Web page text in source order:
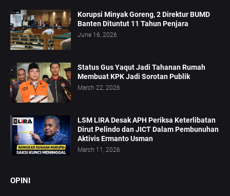
Korupsi Minyak Goreng, 2 Direktur BUMD
Banten Dituntut 11 Tahun Penjara
June 16, 2026
Status Gus Yaqut Jadi Tahanan Rumah
Membuat KPK Jadi Sorotan Publik
March 22, 2026
LSM LIRA Desak APH Periksa Keterlibatan
Dirut Pelindo dan JICT Dalam Pembunuhan
Aktivis Ermanto Usman
March 11, 2026
OPINI